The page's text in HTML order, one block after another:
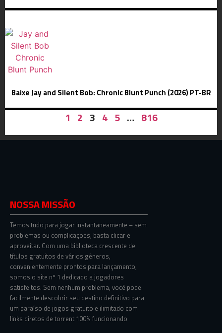
Baixe Jay and Silent Bob: Chronic Blunt Punch (2026) PT-BR
1 2 3 4 5 … 816
NOSSA MISSÃO
Temos tudo para jogar instantaneamente – sem
problemas ou complicações, basta clicar e
aproveitar. Com uma biblioteca crescente de
títulos gratuitos de vários gêneros,
convenientemente prontos para lançamento,
somos o site nº 1 dedicado a jogadores
satisfeitos. Sem nenhum problema, você pode
facilmente descobrir seu destino definitivo para
um paraíso de jogos gratuito e ilimitado com
links diretos de torrent 100% funcionando